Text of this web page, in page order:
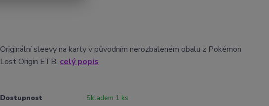
Originální sleevy na karty v původním nerozbaleném obalu z Pokémon
Lost Origin ETB. celý popis
Dostupnost Skladem 1 ks